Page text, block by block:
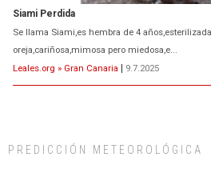
Siami Perdida
Se llama Siami,es hembra de 4
oreja,cariñosa,mimosa pero miedosa,e...
Leales.org » Gran Canaria | 9.7.2025
PREDICCIÓN METEOROLÓGICA